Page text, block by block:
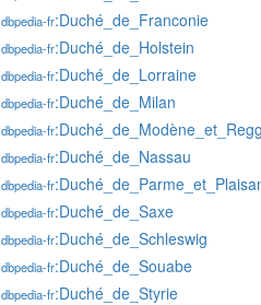
dbpedia-fr:Duché_de_Franconie
dbpedia-fr:Duché_de_Holstein
dbpedia-fr:Duché_de_Lorraine
dbpedia-fr:Duché_de_Milan
dbpedia-fr
dbpedia-fr:Duché_de_Nassau
dbpedia-fr
dbpedia-fr:Duché_de_Saxe
dbpedia-fr:Duché_de_Schleswig
dbpedia-fr:Duché_de_Souabe
dbpedia-fr:Duché_de_Styrie